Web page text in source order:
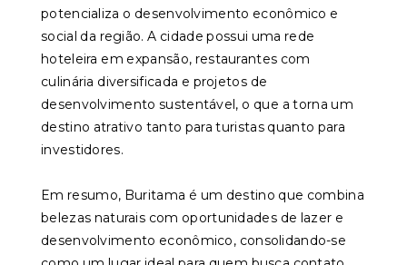
potencializa o desenvolvimento econômico e
social da região. A cidade possui uma rede
hoteleira em expansão, restaurantes com
culinária diversificada e projetos de
desenvolvimento sustentável, o que a torna um
destino atrativo tanto para turistas quanto para
investidores.
Em resumo, Buritama é um destino que combina
belezas naturais com oportunidades de lazer e
desenvolvimento econômico, consolidando-se